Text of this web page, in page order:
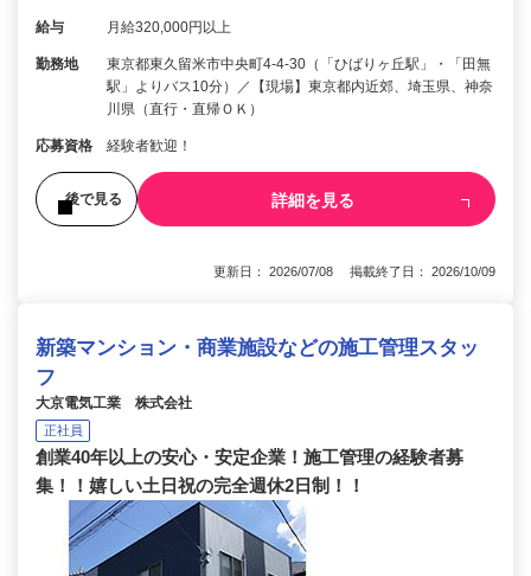
給与 月給320,000円以上
勤務地
東京都東久留米市中央町4-4-30（「ひばりヶ丘駅」・「田無
駅」よりバス10分）／【現場】東京都内近郊、埼玉県、神奈
川県（直行・直帰ＯＫ）
応募資格 経験者歓迎！
後で見る 詳細を見る
更新日： 2026/07/08 掲載終了日： 2026/10/09
新築マンション・商業施設などの施工管理スタッ
フ
大京電気工業 株式会社
正社員
創業40年以上の安心・安定企業！施工管理の経験者募
集！！嬉しい土日祝の完全週休2日制！！